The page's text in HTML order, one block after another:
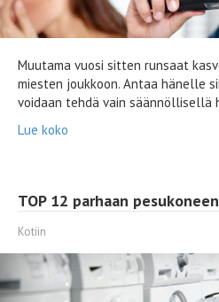
Muutama vuosi sitten runsaat
miesten joukkoon. Antaa hänelle
voidaan tehdä vain säännöllisellä
Lue koko
TOP 12 parhaan
Kotiin